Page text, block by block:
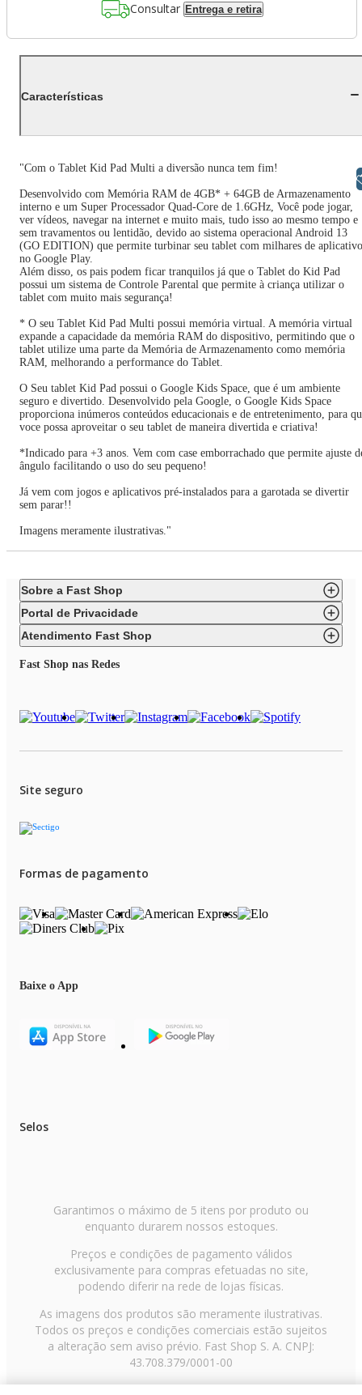
Consultar Entrega e retira
Características
"Com o Tablet Kid Pad Multi a diversão nunca tem fim!
Desenvolvido com Memória RAM de 4GB* + 64GB de Armazenamento
interno e um Super Processador Quad-Core de 1.6GHz, Você pode jogar,
ver vídeos, navegar na internet e muito mais, tudo isso ao mesmo tempo e
sem travamentos ou lentidão, devido ao sistema operacional Android 13
(GO EDITION) que permite turbinar seu tablet com milhares de
no Google Play.
Além disso, os pais podem ficar tranquilos já que o Tablet do Kid Pad
possui um sistema de Controle Parental que permite à criança utilizar o
tablet com muito mais segurança!
* O seu Tablet Kid Pad Multi possui memória virtual. A memória virtual
expande a capacidade da memória RAM do dispositivo, permitindo que o
tablet utilize uma parte da Memória de Armazenamento como memória
RAM, melhorando a performance do Tablet.
O Seu tablet Kid Pad possui o Google Kids Space, que é um ambiente
seguro e divertido. Desenvolvido pela Google, o Google Kids Space
proporciona inúmeros conteúdos educacionais e de entretenimento, para
voce possa aproveitar o seu tablet de maneira divertida e criativa!
*Indicado para +3 anos. Vem com case emborrachado que permite ajuste
ângulo facilitando o uso do seu pequeno!
Já vem com jogos e aplicativos pré-instalados para a garotada se divertir
sem parar!!
Imagens meramente ilustrativas."
Sobre a Fast Shop
Portal de Privacidade
Atendimento Fast Shop
Fast Shop nas Redes
Site seguro
Formas de pagamento
Baixe o App
Selos
Garantimos o máximo de 5 itens por produto ou
enquanto durarem nossos estoques.
Preços e condições de pagamento válidos
exclusivamente para compras efetuadas no site,
podendo diferir na rede de lojas físicas.
As imagens dos produtos são meramente ilustrativas.
Todos os preços e condições comerciais estão sujeitos
a alteração sem aviso prévio. Fast Shop S. A. CNPJ:
43.708.379/0001-00